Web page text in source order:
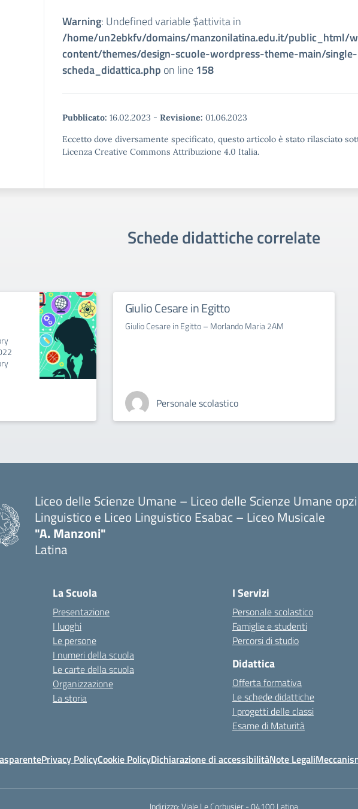
Warning: Undefined variable $attivita in
/home/un2ebkfv/domains/manzonilatina.edu.it/public_html/
content/themes/design-scuole-wordpress-theme-main/single-
scheda_didattica.php on line158
Pubblicato: 16.02.2023 - Revisione: 01.06.2023
Eccetto dove diversamente specificato, questo articolo è stato rilasciato
Licenza Creative Commons Attribuzione 4.0 Italia.
Schede didattiche correlate
Giulio Cesare in Egitto
Giulio Cesare in Egitto – Morlando Maria 2AM
Personale scolastico
Liceo delle Scienze Umane – Liceo delle Scienze Umane
Linguistico e Liceo Linguistico Esabac – Liceo Musicale
"A. Manzoni"
Latina
La Scuola
Presentazione
I luoghi
Le persone
I numeri della scuola
Le carte della scuola
Organizzazione
La storia
I Servizi
Personale scolastico
Famiglie e studenti
Percorsi di studio
Didattica
Offerta formativa
Le schede didattiche
I progetti delle classi
Esame di Maturità
Privacy PolicyCookie PolicyDichiarazione di accessibilitàNote Legali
Indirizzo:Viale Le Corbusier - 04100 Latina